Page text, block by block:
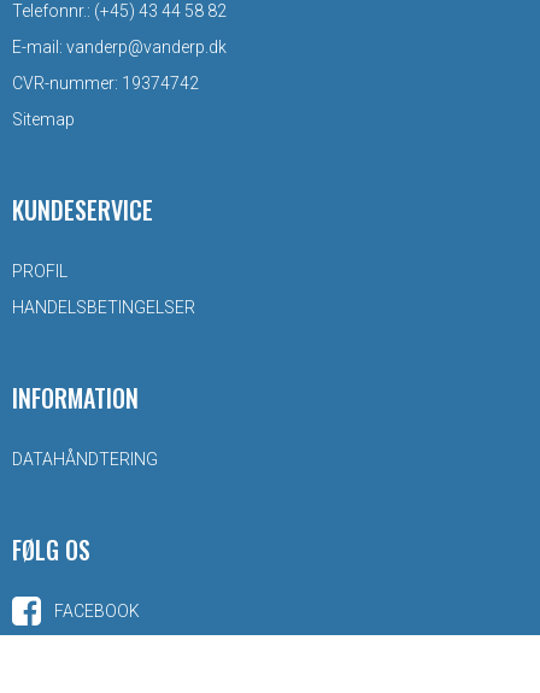
Telefonnr.: (+45) 43 44 58 82
E-mail : vanderp@vanderp.dk
CVR-nummer: 19374742
Sitemap
KUNDESERVICE
PROFIL
HANDELSBETINGELSER
INFORMATION
DATAHÅNDTERING
FØLG OS
FACEBOOK